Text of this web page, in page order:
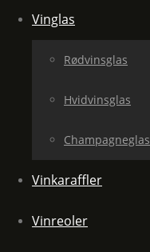
Vinglas
Rødvinsglas
Hvidvinsglas
Champagneglas
Vinkaraffler
Vinreoler